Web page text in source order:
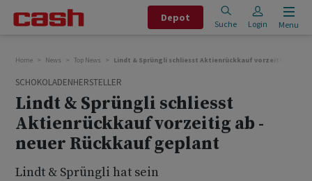
Depot
Suche Login Menu
Home News Top News Lindt & Sprüngli schliesst Aktienrückkauf vorzeitig ab -
SCHOKOLADENHERSTELLER
Lindt & Sprüngli schliesst
Aktienrückkauf vorzeitig ab -
neuer Rückkauf geplant
Lindt & Sprüngli hat sein